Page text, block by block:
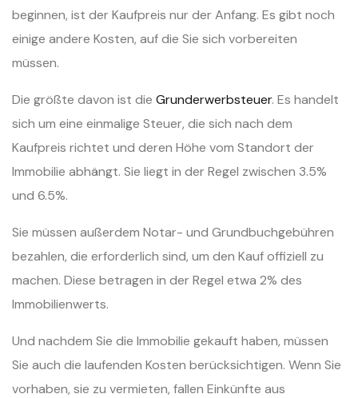
beginnen, ist der Kaufpreis nur der Anfang. Es gibt noch
einige andere Kosten, auf die Sie sich vorbereiten
müssen.
Die größte davon ist die Grunderwerbsteuer. Es handelt
sich um eine einmalige Steuer, die sich nach dem
Kaufpreis richtet und deren Höhe vom Standort der
Immobilie abhängt. Sie liegt in der Regel zwischen 3.5%
und 6.5%.
Sie müssen außerdem Notar- und Grundbuchgebühren
bezahlen, die erforderlich sind, um den Kauf offiziell zu
machen. Diese betragen in der Regel etwa 2% des
Immobilienwerts.
Und nachdem Sie die Immobilie gekauft haben, müssen
Sie auch die laufenden Kosten berücksichtigen. Wenn Sie
vorhaben, sie zu vermieten, fallen Einkünfte aus